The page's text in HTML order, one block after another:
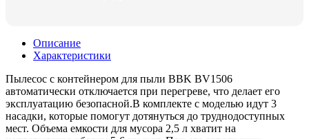
Описание
Характеристики
Пылесос с контейнером для пыли BBK BV1506
автоматически отключается при перегреве, что делает его
эксплуатацию безопасной.В комплекте с моделью идут 3
насадки, которые помогут дотянуться до труднодоступных
мест. Объема емкости для мусора 2,5 л хватит на